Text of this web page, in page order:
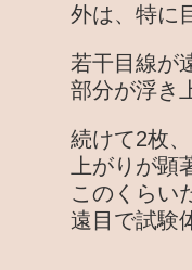
外は、特に
若干目線が
部分が浮き
続けて2枚
上がりが
このくらい
遠目で試験